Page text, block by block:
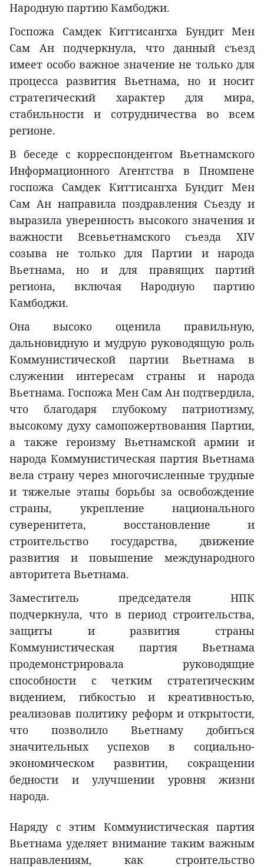
Народную партию Камбоджи.
Госпожа Самдек Киттисангха Бундит Мен
Сам Ан подчеркнула, что данный съезд
имеет особо важное значение не только для
процесса развития Вьетнама, но и носит
стратегический характер для мира,
стабильности и сотрудничества во всем
регионе.
В беседе с корреспондентом Вьетнамского
Информационного Агентства в Пномпене
госпожа Самдек Киттисангха Бундит Мен
Сам Ан направила поздравления Съезду и
выразила уверенность высокого значения и
важности Всевьетнамского съезда XIV
созыва не только для Партии и народа
Вьетнама, но и для правящих партий
региона, включая Народную партию
Камбоджи.
Она высоко оценила правильную,
дальновидную и мудрую руководящую роль
Коммунистической партии Вьетнама в
служении интересам страны и народа
Вьетнама. Госпожа Мен Сам Ан подтвердила,
что благодаря глубокому патриотизму,
высокому духу самопожертвования Партии,
а также героизму Вьетнамской армии и
народа Коммунистическая партия Вьетнама
вела страну через многочисленные трудные
и тяжелые этапы борьбы за освобождение
страны, укрепление национального
суверенитета, восстановление и
строительство государства, движение
развития и повышение международного
авторитета Вьетнама.
Заместитель председателя НПК
подчеркнула, что в период строительства,
защиты и развития страны
Коммунистическая партия Вьетнама
продемонстрировала руководящие
способности с четким стратегическим
видением, гибкостью и креативностью,
реализовав политику реформ и открытости,
что позволило Вьетнаму добиться
значительных успехов в социально-
экономическом развитии, сокращении
бедности и улучшении уровня жизни
народа.
Наряду с этим Коммунистическая партия
Вьетнама уделяет внимание таким важным
направлениям, как строительство